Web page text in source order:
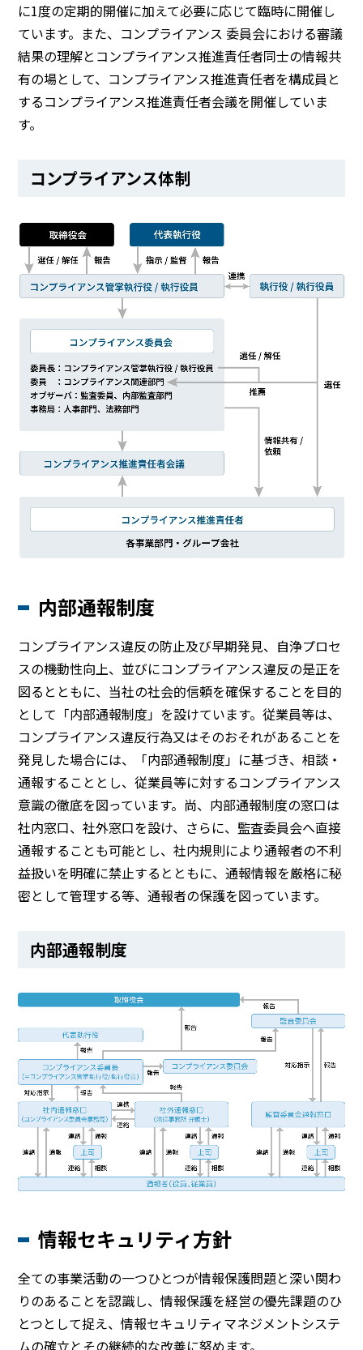
に1度の定期的開催に加えて必要に応じて臨時に開催し
ています。また、コンプライアンス 委員会における審議
結果の理解とコンプライアンス推進責任者同士の情報共
有の場として、コンプライアンス推進責任者を構成員と
するコンプライアンス推進責任者会議を開催していま
す。
コンプライアンス体制
内部通報制度
コンプライアンス違反の防止及び早期発見、自浄プロセ
スの機動性向上、並びにコンプライアンス違反の是正を
図るとともに、当社の社会的信頼を確保することを目的
として「内部通報制度」を設けています。従業員等は、
コンプライアンス違反行為又はそのおそれがあることを
発見した場合には、「内部通報制度」に基づき、相談・
通報することとし、従業員等に対するコンプライアンス
意識の徹底を図っています。尚、内部通報制度の窓口は
社内窓口、社外窓口を設け、さらに、監査委員会へ直接
通報することも可能とし、社内規則により通報者の不利
益扱いを明確に禁止するとともに、通報情報を厳格に秘
密として管理する等、通報者の保護を図っています。
内部通報制度
情報セキュリティ方針
全ての事業活動の一つひとつが情報保護問題と深い関わ
りのあることを認識し、情報保護を経営の優先課題のひ
とつとして捉え、情報セキュリティマネジメントシステ
ムの確立とその継続的な改善に努めます。